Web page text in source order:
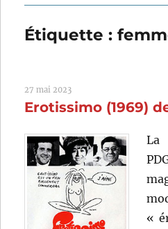
:
Étiquette :
27 mai 2023
Erotissimo (1969)
La
«